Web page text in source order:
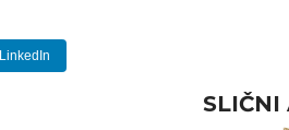
LinkedIn
SLIČNI